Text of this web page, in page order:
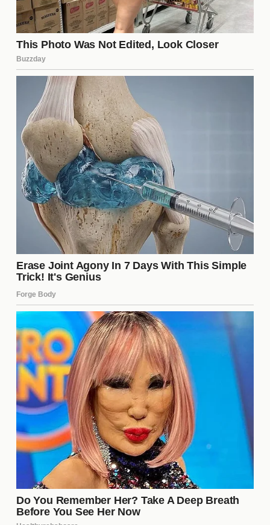
Boca Juniors y Cruzeiro, se destacan varios
aspectos que podrían influir en el resultado. Entre
ellos, la posesión del balón, la cantidad de tiros a
puerta y la efectividad en las jugadas a balón
parado son cruciales. Estos datos ofrecen una
visión clara de cómo se han comportado ambos
equipos en sus últimos encuentros.
Jugadores a seguir
En este emocionante partido, hay varios jugadores
que prometen ser decisivos. Algunos de los
nombres más destacados incluyen:
Villa: Su velocidad y habilidad para desbordar
son fundamentales para el ataque de Boca.
Delgado: Un mediocampista clave que aporta
tanto en defensa como en la creación de juego.
Zeballos
espacios y finalizar jugadas es vital.
El arquero de Boca: Su actuación puede ser
determinante en caso de que el partido se
decida por detalles.
Impacto del clima en el juego
El clima también puede influir en el rendimiento de
los jugadores. Si se espera una jornada calurosa,
podría afectar la resistencia física de los futbolistas.
Por otro lado, la lluvia podría hacer que el campo
esté resbaladizo, lo que alteraría el estilo de juego
de ambos equipos. Las condiciones climáticas son
un factor a tener en cuenta y pueden jugar un papel